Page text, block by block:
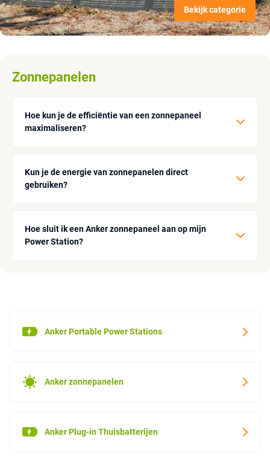
Bekijk categorie
Zonnepanelen
Hoe kun je de efficiëntie van een zonnepaneel
maximaliseren?
Kun je de energie van zonnepanelen direct
gebruiken?
Hoe sluit ik een Anker zonnepaneel aan op mijn
Power Station?
Anker Portable Power Stations
Anker zonnepanelen
Anker Plug-in Thuisbatterijen